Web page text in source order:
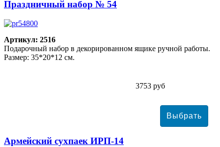
Праздничный набор № 54
Артикул: 2516
Подарочный набор в декорированном ящике ручной работы.
Размер: 35*20*12 см.
3753 руб
Армейский сухпаек ИРП-14